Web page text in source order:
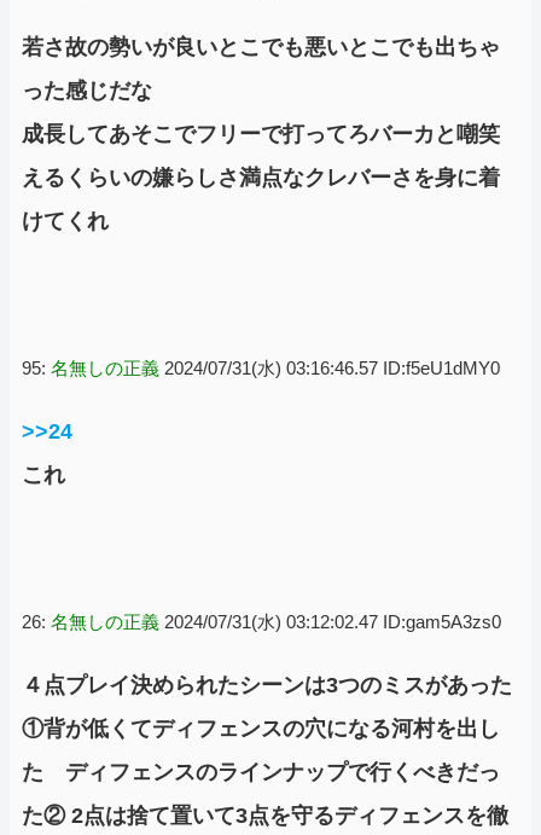
若さ故の勢いが良いとこでも悪いとこでも出ちゃ
った感じだな
成長してあそこでフリーで打ってろバーカと嘲笑
えるくらいの嫌らしさ満点なクレバーさを身に着
けてくれ
95: 名無しの正義 2024/07/31(水) 03:16:46.57 ID:f5eU1dMY0
>>24
これ
26: 名無しの正義 2024/07/31(水) 03:12:02.47 ID:gam5A3zs0
４点プレイ決められたシーンは3つのミスがあった
①背が低くてディフェンスの穴になる河村を出し
た ディフェンスのラインナップで行くべきだっ
た② 2点は捨て置いて3点を守るディフェンスを徹